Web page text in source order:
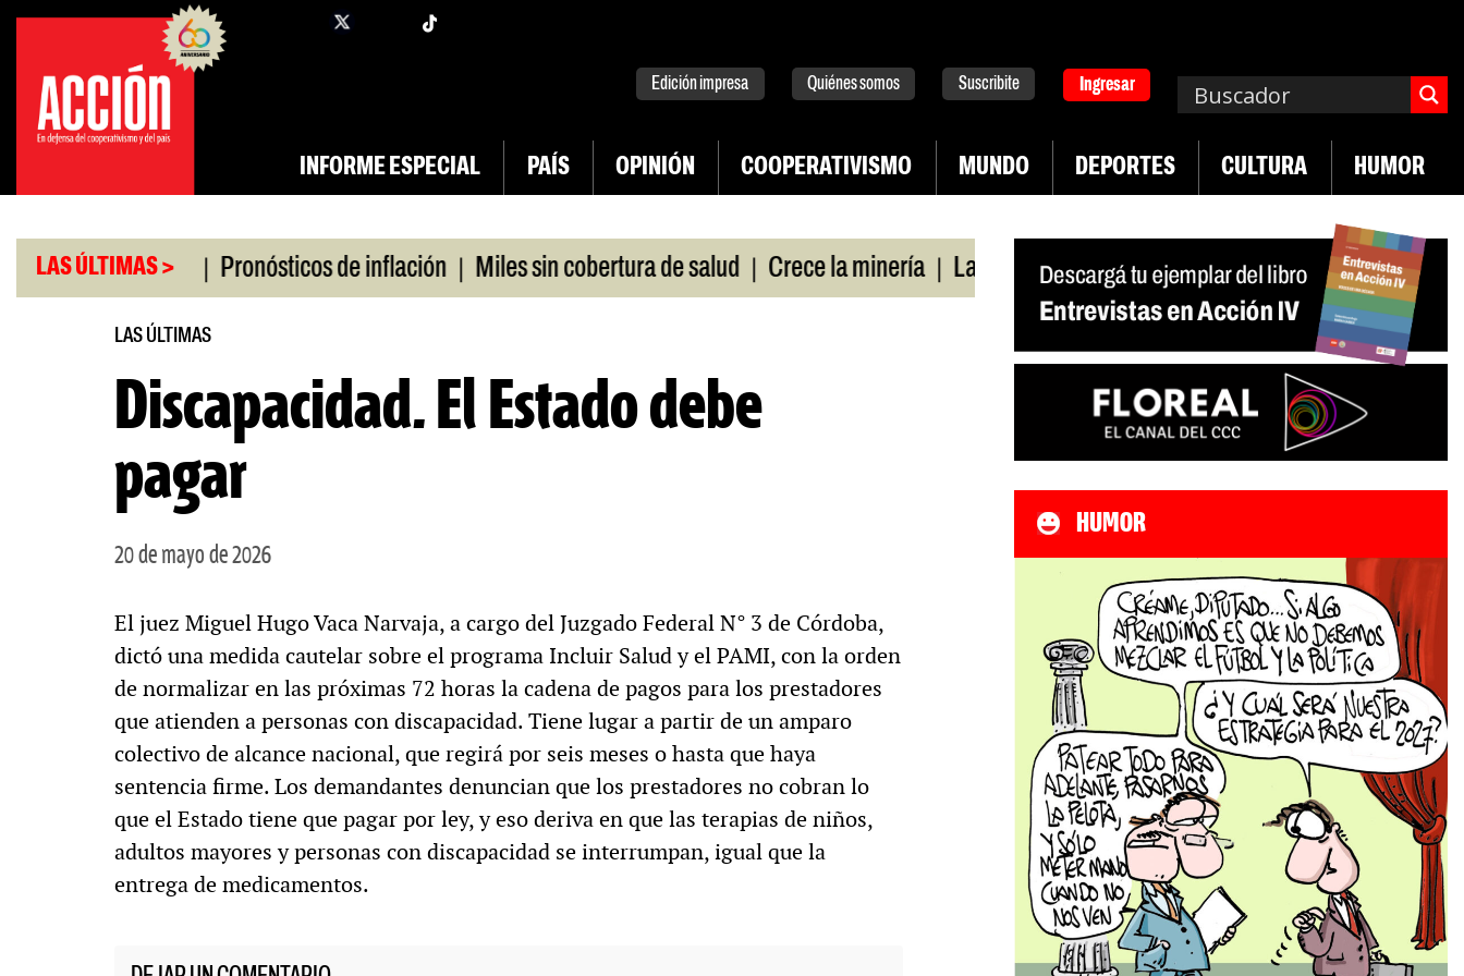
Saltar
contenido
facebook
Edición impresa Quiénes somos Suscribite Ingresar
INFORME ESPECIAL PAÍS OPINIÓN COOPERATIVISMO MUNDO DEPORTES CULTURA HUMOR
LAS ÚLTIMAS >
universitario | Pronósticos de inflación | Miles sin cobertura de salud | Crece la minería | La Pampa. Emergencia en salud mental | Los 43
LAS ÚLTIMAS
Discapacidad. El Estado debe
pagar
20 de mayo de 2026
El juez Miguel Hugo Vaca Narvaja, a cargo del Juzgado Federal N° 3 de Córdoba,
dictó una medida cautelar sobre el programa Incluir Salud y el PAMI, con la orden
de normalizar en las próximas 72 horas la cadena de pagos para los prestadores
que atienden a personas con discapacidad. Tiene lugar a partir de un amparo
colectivo de alcance nacional, que regirá por seis meses o hasta que haya
sentencia firme. Los demandantes denuncian que los prestadores no cobran lo
que el Estado tiene que pagar por ley, y eso deriva en que las terapias de niños,
adultos mayores y personas con discapacidad se interrumpan, igual que la
entrega de medicamentos.
HUMOR